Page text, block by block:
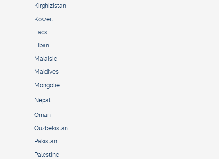
Kirghizistan
Koweït
Laos
Liban
Malaisie
Maldives
Mongolie
Népal
Oman
Ouzbékistan
Pakistan
Palestine